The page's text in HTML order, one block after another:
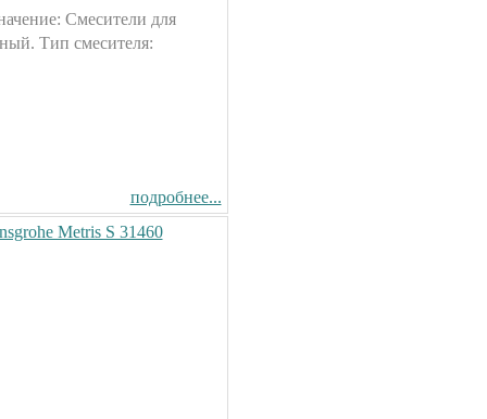
Смесители для
Тип смесителя:
подробнее...
Metris S 31460